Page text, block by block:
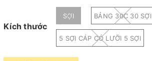
Kích thước
SỢI BẢNG 30C 30 SỢI
5 SỢI CÁP CÓ LƯỠI 5 SỢI